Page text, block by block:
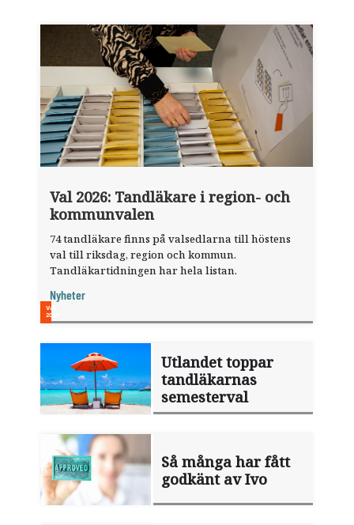
Val 2026: Tandläkare i region- och
kommunvalen
74 tandläkare finns på valsedlarna till höstens
val till riksdag, region och kommun.
Tandläkartidningen har hela listan.
Nyheter
Utlandet toppar
tandläkarnas
semesterval
Så många har fått
godkänt av Ivo